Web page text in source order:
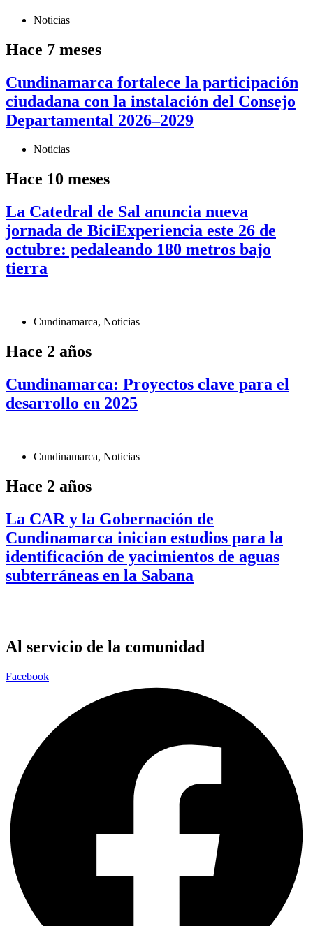
Noticias
Hace 7 meses
Cundinamarca fortalece la participación
ciudadana con la instalación del Consejo
Departamental 2026–2029
Noticias
Hace 10 meses
La Catedral de Sal anuncia nueva
jornada de BiciExperiencia este 26 de
octubre: pedaleando 180 metros bajo
tierra
Cundinamarca, Noticias
Hace 2 años
Cundinamarca: Proyectos clave para el
desarrollo en 2025
Cundinamarca, Noticias
Hace 2 años
La CAR y la Gobernación de
Cundinamarca inician estudios para la
identificación de yacimientos de aguas
subterráneas en la Sabana
Al servicio de la comunidad
Facebook